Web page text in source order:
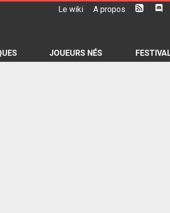
Le wiki A propos
JOUEURS NÉS